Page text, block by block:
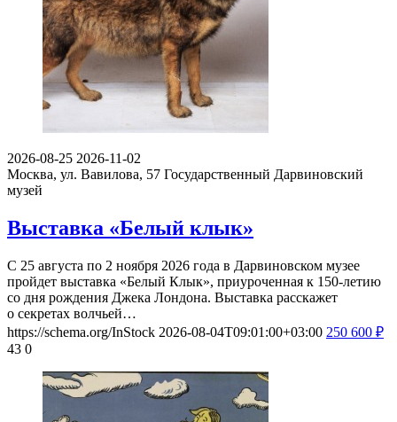
2026-08-25 2026-11-02
Москва, ул. Вавилова, 57 Государственный Дарвиновский
музей
Выставка «Белый клык»
С 25 августа по 2 ноября 2026 года в Дарвиновском музее
пройдет выставка «Белый Клык», приуроченная к 150-летию
со дня рождения Джека Лондона. Выставка расскажет
о секретах волчьей…
https://schema.org/InStock 2026-08-04T09:01:00+03:00 250 600 ₽
43 0